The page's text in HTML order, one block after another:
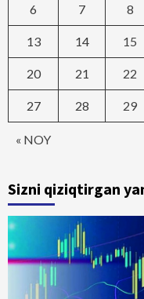
« NOY
6 7 8
13 14 15
20 21 22
27 28 29
Sizni qiziqtirgan